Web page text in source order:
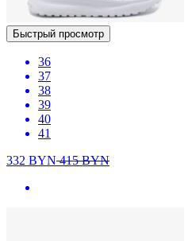
Быстрый просмотр
36
37
38
39
40
41
332 BYN415BYN